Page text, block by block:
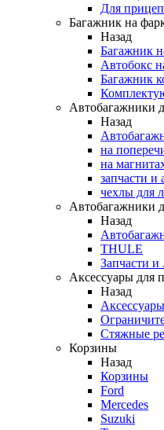
Для
Багажник на
Назад
Багажник
Автобокс
Багажник
Автобагажники
Назад
на
на
запчасти и
чехлы для
Автобагажники
Назад
THULE
Запчасти и
Аксессуары для
Назад
Стяжные
Корзины
Назад
Корзины
Ford
Mercedes
Suzuki